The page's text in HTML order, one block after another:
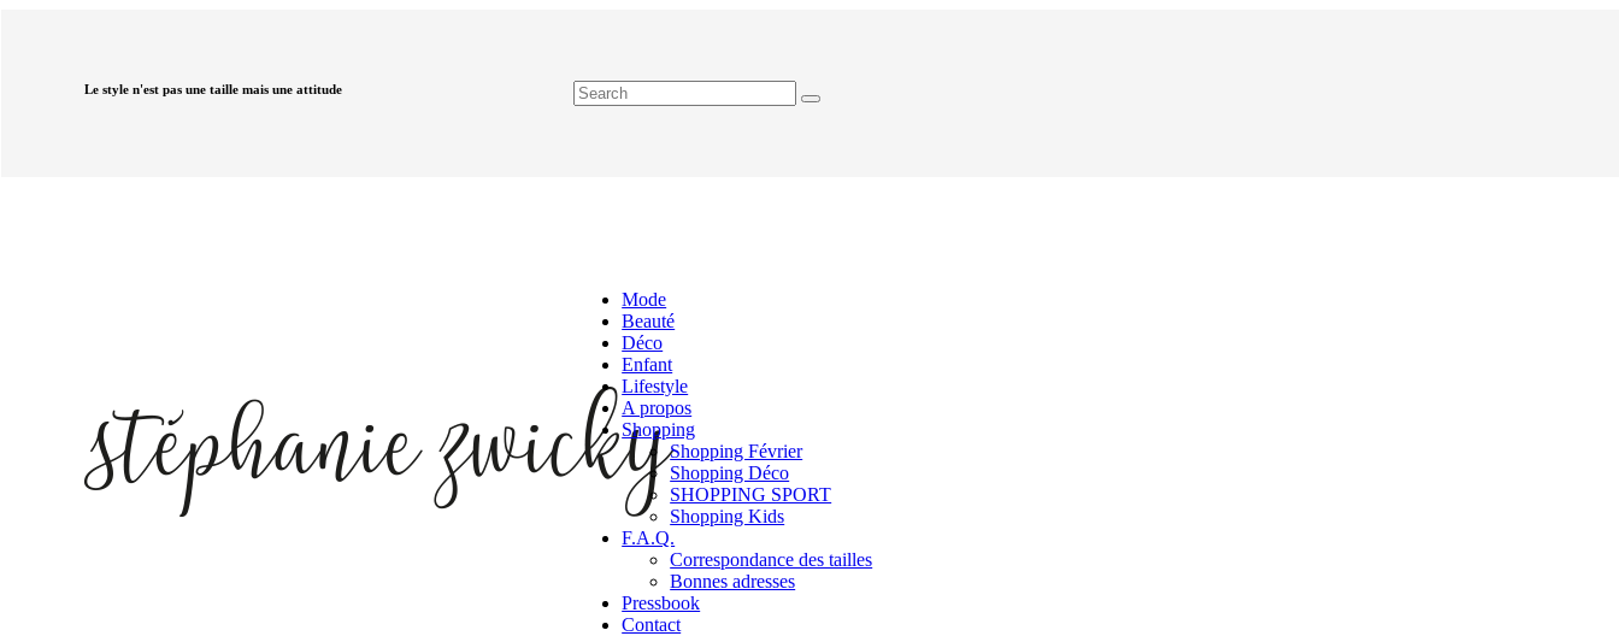
Le style n'est pas une taille mais une attitude
Mode
Beauté
Déco
Enfant
Lifestyle
A propos
Shopping
Shopping Février
Shopping Déco
SHOPPING SPORT
Shopping Kids
F.A.Q.
Correspondance des tailles
Bonnes adresses
Pressbook
Contact